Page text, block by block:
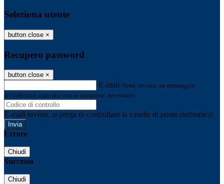
Seleziona utente
button close ×
Recupero password
button close ×
E-mail Verrà inviato un messaggio
all'indirizzo indicato con le istruzioni necessarie.
E-mail inviata, si prega di controllare la casella di posta elettronica!
Errore
Chiudi
Successo
Chiudi